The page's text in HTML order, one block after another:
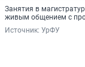
Занятия в
живым общением с
Источник: УрФУ